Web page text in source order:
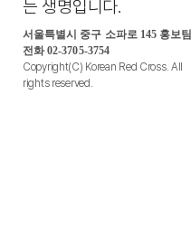
서울특별시 중구 소파로 145 홍보팀
전화 02-3705-3754
Copyright(C) Korean Red Cross. All
rights reserved.